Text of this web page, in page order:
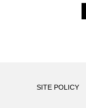
SITE POLICY